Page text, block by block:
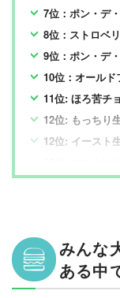
7位：ポン・デ
8位：ストロベ
9位：ポン・デ
10位：オールド
11位: ほろ苦チ
12位: もっちり
12位: イースト
12位: ココナツの
15位: ふくらんで
18位: ツナもた
19位: あっさりた
20位: クリームが
みんな
ある中